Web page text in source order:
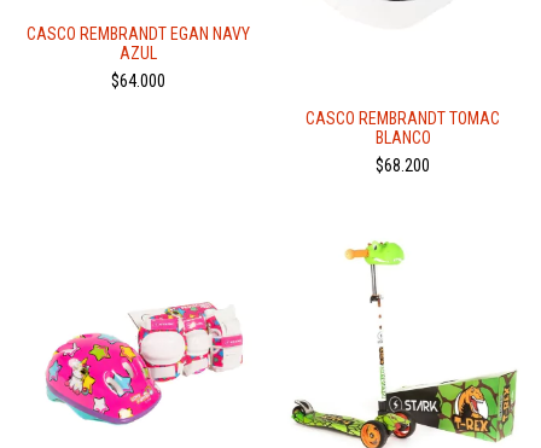
CASCO REMBRANDT EGAN NAVY
AZUL
$64.000
CASCO REMBRANDT TOMAC
BLANCO
$68.200